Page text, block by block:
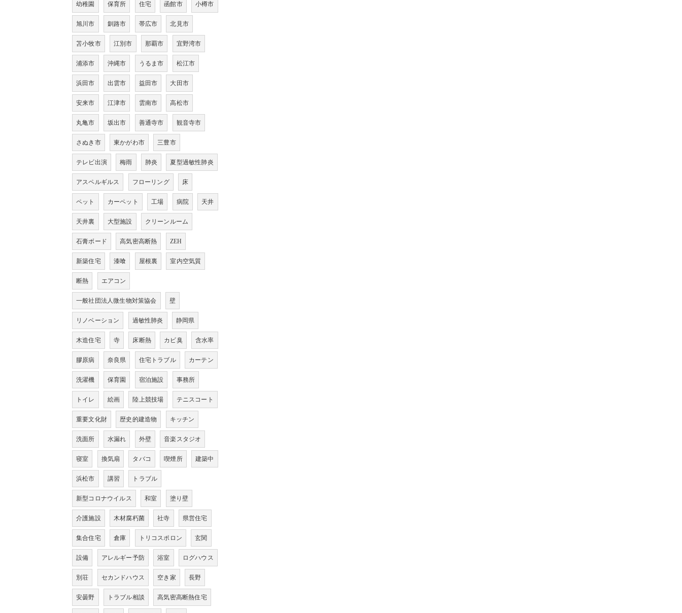
幼稚園 保育所 住宅 函館市 小樽市
旭川市 釧路市 帯広市 北見市
苫小牧市 江別市 那覇市 宜野湾市
浦添市 沖縄市 うるま市 松江市
浜田市 出雲市 益田市 大田市
安来市 江津市 雲南市 高松市
丸亀市 坂出市 善通寺市 観音寺市
さぬき市 東かがわ市 三豊市
テレビ出演 梅雨 肺炎 夏型過敏性肺炎
アスペルギルス フローリング 床
ペット カーペット 工場 病院 天井
天井裏 大型施設 クリーンルーム
石膏ボード 高気密高断熱 ZEH
新築住宅 漆喰 屋根裏 室内空気質
断熱 エアコン
一般社団法人微生物対策協会 壁
リノベーション 過敏性肺炎 静岡県
木造住宅 寺 床断熱 カビ臭 含水率
膠原病 奈良県 住宅トラブル カーテン
洗濯機 保育園 宿泊施設 事務所
トイレ 絵画 陸上競技場 テニスコート
重要文化財 歴史的建造物 キッチン
洗面所 水漏れ 外壁 音楽スタジオ
寝室 換気扇 タバコ 喫煙所 建築中
浜松市 講習 トラブル
新型コロナウイルス 和室 塗り壁
介護施設 木材腐朽菌 社寺 県営住宅
集合住宅 倉庫 トリコスポロン 玄関
設備 アレルギー予防 浴室 ログハウス
別荘 セカンドハウス 空き家 長野
安曇野 トラブル相談 高気密高断熱住宅